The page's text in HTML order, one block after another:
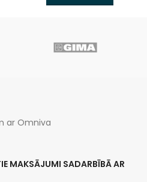
ar Omniva
MAKSĀJUMI SADARBĪBĀ AR